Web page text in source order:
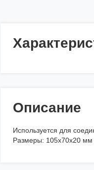
Описание
Используется для
Размеры: 105х70х20 мм